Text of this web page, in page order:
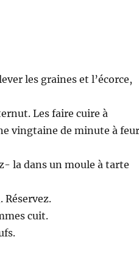
les graines et l’écorce,
Les faire cuire à
vingtaine de minute à feur
la dans un moule à tarte
Réservez.
cuit.